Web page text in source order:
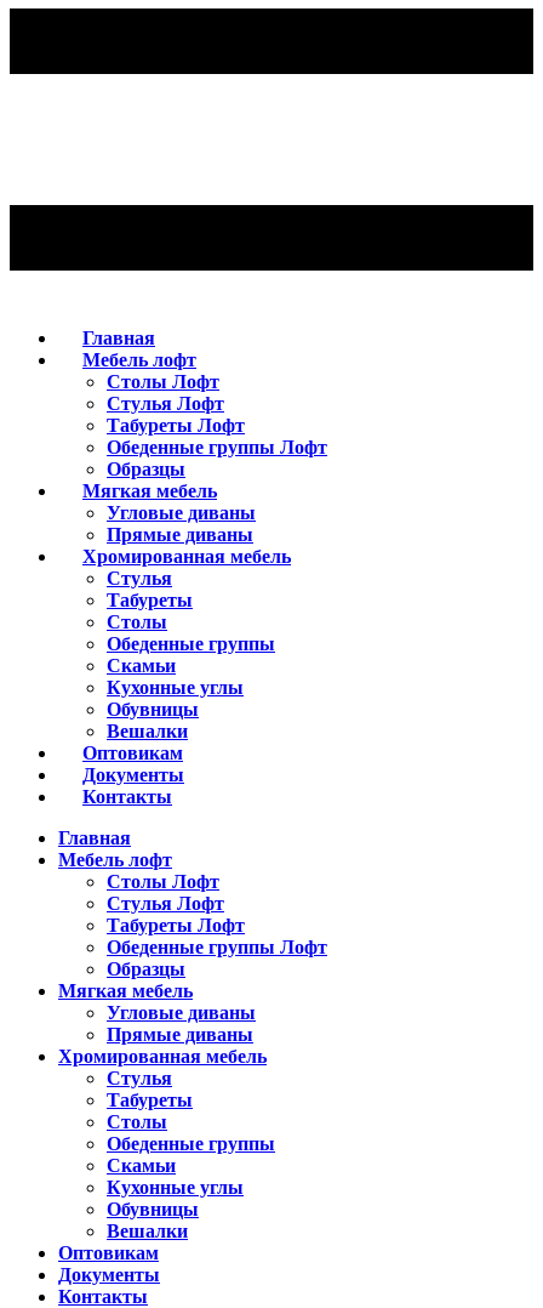
Главная
Мебель лофт
Столы Лофт
Стулья Лофт
Табуреты Лофт
Обеденные группы Лофт
Образцы
Мягкая мебель
Угловые диваны
Прямые диваны
Хромированная мебель
Стулья
Табуреты
Столы
Обеденные группы
Скамьи
Кухонные углы
Обувницы
Вешалки
Оптовикам
Документы
Контакты
Главная
Мебель лофт
Столы Лофт
Стулья Лофт
Табуреты Лофт
Обеденные группы Лофт
Образцы
Мягкая мебель
Угловые диваны
Прямые диваны
Хромированная мебель
Стулья
Табуреты
Столы
Обеденные группы
Скамьи
Кухонные углы
Обувницы
Вешалки
Оптовикам
Документы
Контакты